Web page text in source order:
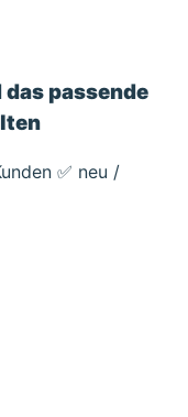
passende
✅ neu /